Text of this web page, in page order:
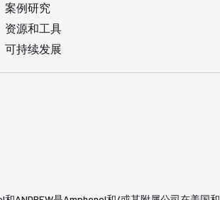
案例研究
资源和工具
可持续发展